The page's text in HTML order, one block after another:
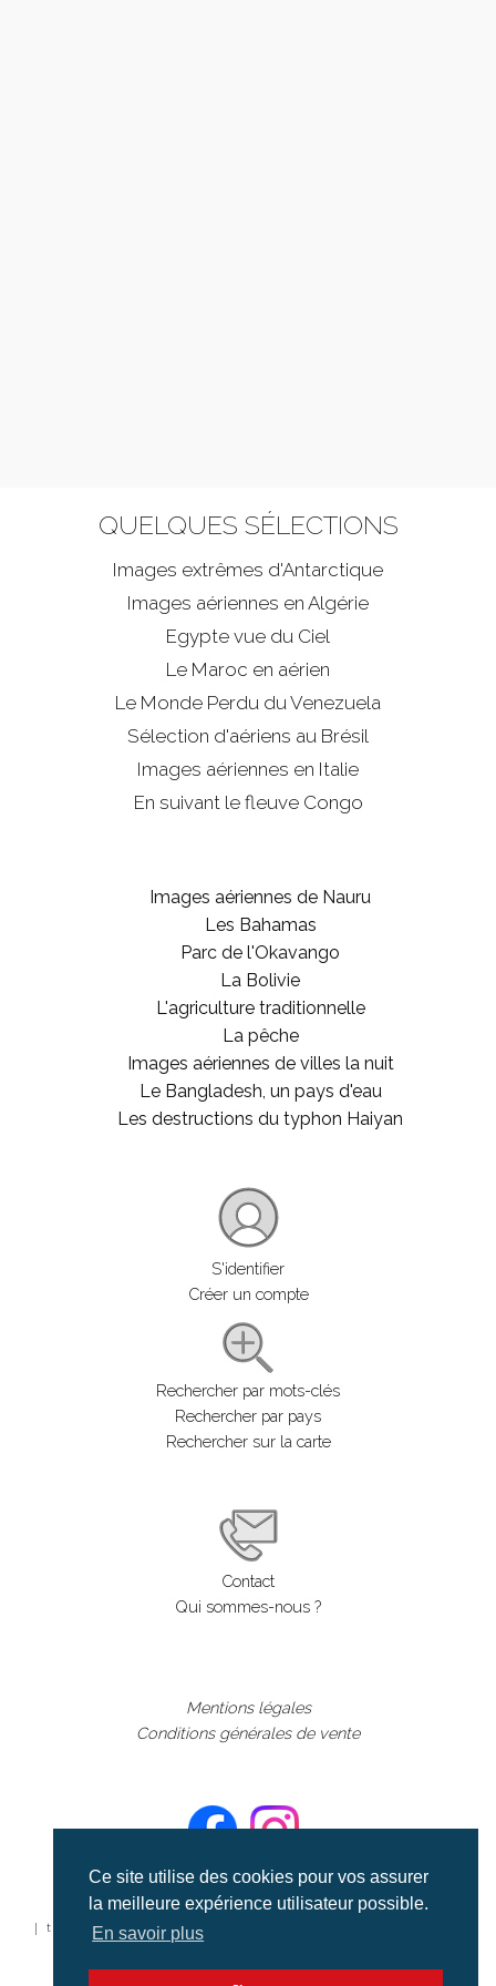
Ce site utilise des cookies pour vos assurer
la meilleure expérience utilisateur possible.
En savoir plus
QUELQUES SÉLECTIONS
Images extrêmes d'Antarctique
Images aériennes en Algérie
Egypte vue du Ciel
Le Maroc en aérien
Le Monde Perdu du Venezuela
Sélection d'aériens au Brésil
Images aériennes en Italie
En suivant le fleuve Congo
Images aériennes de Nauru
Les Bahamas
Parc de l'Okavango
La Bolivie
L'agriculture traditionnelle
La pêche
Images aériennes de villes la nuit
Le Bangladesh, un pays d'eau
Les destructions du typhon Haiyan
S'identifier
Créer un compte
Rechercher par mots-clés
Rechercher par pays
Rechercher sur la carte
Contact
Qui sommes-nous ?
Mentions légales
Conditions générales de vente
©aerialcollection marque déposée 2024
| tous droits réservés | aerialcollection.fr banque d'images
aériennes et documentaires video et cinéma |